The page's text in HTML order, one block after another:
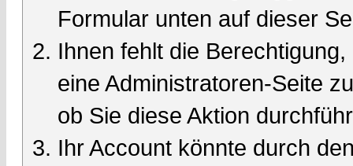
Formular unten auf dieser
Ihnen fehlt die
eine Administratoren-Seite
ob Sie diese Aktion
Ihr Account könnte durch